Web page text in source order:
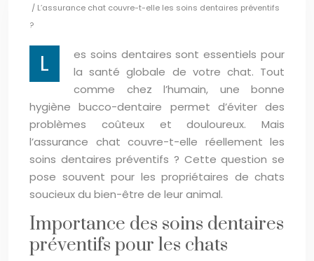
/ L’assurance chat couvre-t-elle les soins dentaires préventifs
?
L
es soins dentaires sont essentiels pour
la santé globale de votre chat. Tout
comme chez l’humain, une bonne
hygiène bucco-dentaire permet d’éviter des
problèmes coûteux et douloureux. Mais
l’assurance chat couvre-t-elle réellement les
soins dentaires préventifs ? Cette question se
pose souvent pour les propriétaires de chats
soucieux du bien-être de leur animal.
Importance des soins dentaires
préventifs pour les chats